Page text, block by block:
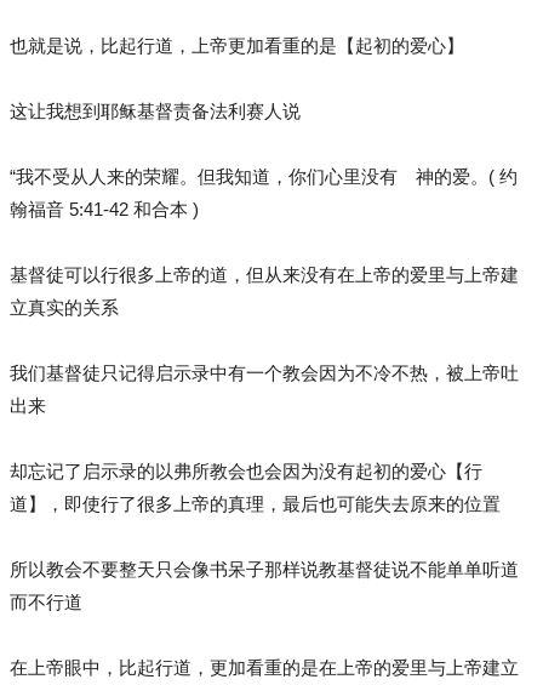
也就是说，比起行道，上帝更加看重的是【起初的爱心】
这让我想到耶稣基督责备法利赛人说
“我不受从人来的荣耀。但我知道，你们心里没有 神的爱。( 约
翰福音 5:41-42 和合本 )
基督徒可以行很多上帝的道，但从来没有在上帝的爱里与上帝建
立真实的关系
我们基督徒只记得启示录中有一个教会因为不冷不热，被上帝吐
出来
却忘记了启示录的以弗所教会也会因为没有起初的爱心【行
道】，即使行了很多上帝的真理，最后也可能失去原来的位置
所以教会不要整天只会像书呆子那样说教基督徒说不能单单听道
而不行道
在上帝眼中，比起行道，更加看重的是在上帝的爱里与上帝建立